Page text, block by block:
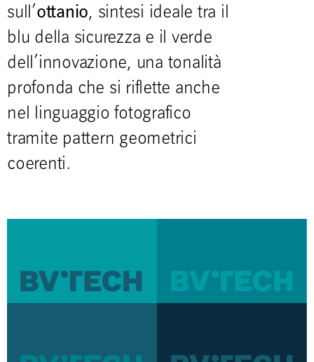
sull’ottanio, sintesi ideale tra il
blu della sicurezza e il verde
dell’innovazione, una tonalità
profonda che si riflette anche
nel linguaggio fotografico
tramite pattern geometrici
coerenti.